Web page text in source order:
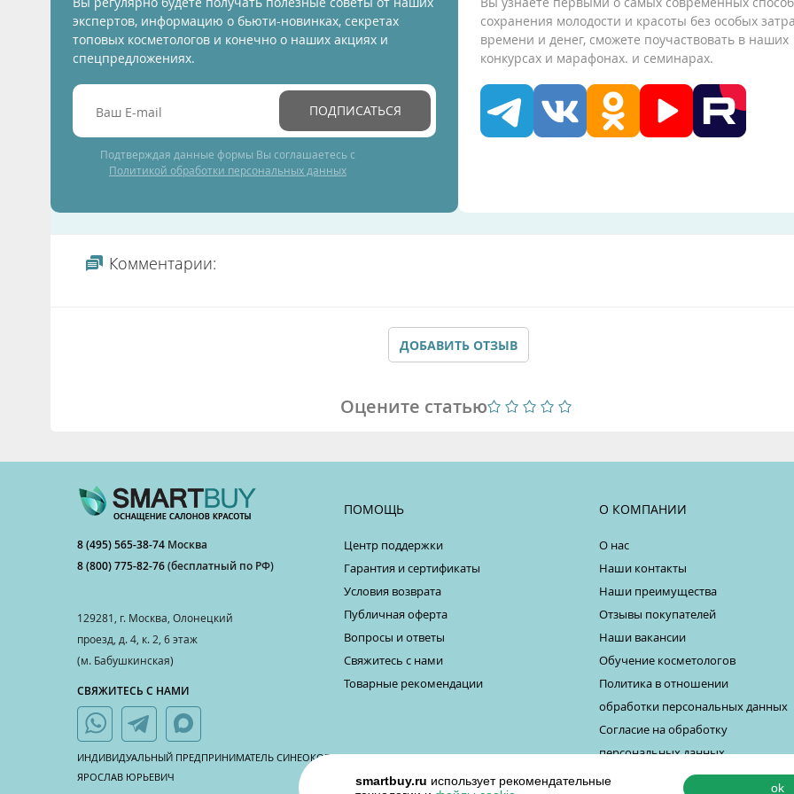
экспертов, информацию о бьюти-новинках, секретах
топовых косметологов и конечно о наших акциях и
спецпредложениях.
ПОДПИСАТЬСЯ
Подтверждая данные формы Вы соглашаетесь с
Политикой обработки персональных данных
сохранения молодости и красоты без особых
времени и денег, сможете поучаствовать в наших
конкурсах и марафонах. и семинарах.
Комментарии:
ДОБАВИТЬ ОТЗЫВ
Оцените статью
8 (495) 565-38-74 Москва
8 (800) 775-82-76(бесплатный по РФ)
129281, г. Москва, Олонецкий
проезд, д. 4, к. 2, 6 этаж
(м. Бабушкинская)
СВЯЖИТЕСЬ С НАМИ
ИНДИВИДУАЛЬНЫЙ ПРЕДПРИНИМАТЕЛЬ СИНЕОКОВ
ЯРОСЛАВ ЮРЬЕВИЧ
ПОМОЩЬ
Центр поддержки
Гарантия и сертификаты
Условия возврата
Публичная оферта
Вопросы и ответы
Свяжитесь с нами
Товарные рекомендации
О КОМПАНИИ
О нас
Наши контакты
Наши преимущества
Отзывы покупателей
Наши вакансии
Обучение косметологов
Политика в отношении
обработки персональных данных
Согласие на обработку
персональных данных
smartbuy.ru использует рекомендательные
ok